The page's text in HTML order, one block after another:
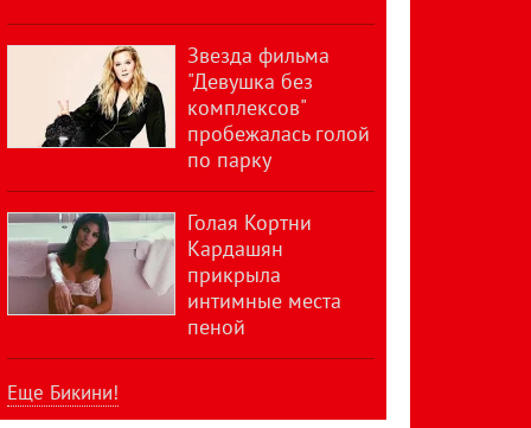
Звезда фильма
"Девушка без
комплексов"
пробежалась голой
по парку
Голая Кортни
Кардашян
прикрыла
интимные места
пеной
Еще Бикини!